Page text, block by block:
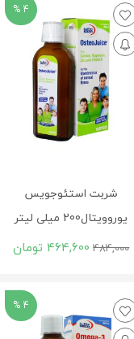
4 %
شربت استئوجویس
یوروویتال200 میلی لیتر
484,000
464,600 تومان
4 %